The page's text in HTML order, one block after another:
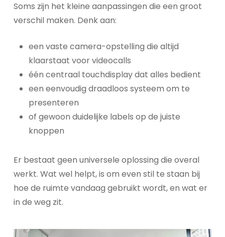
Soms zijn het kleine aanpassingen die een groot
verschil maken. Denk aan:
een vaste camera-opstelling die altijd
klaarstaat voor videocalls
één centraal touchdisplay dat alles bedient
een eenvoudig draadloos systeem om te
presenteren
of gewoon duidelijke labels op de juiste
knoppen
Er bestaat geen universele oplossing die overal
werkt. Wat wel helpt, is om even stil te staan bij
hoe de ruimte vandaag gebruikt wordt, en wat er
in de weg zit.